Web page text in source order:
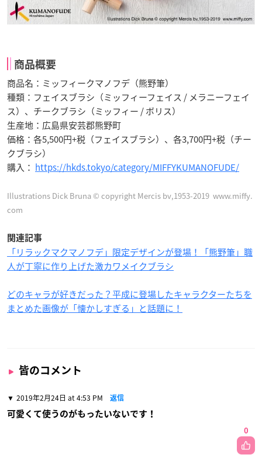
商品概要
商品名：ミッフィークマノフデ（熊野筆）
種類：フェイスブラシ（ミッフィーフェイス / メラニーフェイ
ス）、チークブラシ（ミッフィー / ボリス）
生産地：広島県安芸郡熊野町
価格：各5,500円+税（フェイスブラシ）、各3,700円+税（チー
クブラシ）
購入： https://hkds.tokyo/category/MIFFYKUMANOFUDE/
Illustrations Dick Bruna © copyright Mercis bv,1953-2019 www.miffy.
com
関連記事
「リラックマクマノフデ」限定デザインが登場！「熊野筆」職
人が丁寧に作り上げた激カワメイクブラシ
どのキャラが好きだった？平成に登場したキャラクターたちを
まとめた画像が「懐かしすぎる」と話題に！
皆のコメント
2019年2月24日 at 4:53 PM 返信
可愛くて使うのがもったいないです！
0